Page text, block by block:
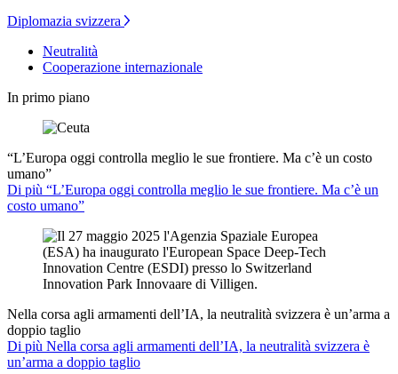
Diplomazia svizzera
Neutralità
Cooperazione internazionale
In primo piano
“L’Europa oggi controlla meglio le sue frontiere. Ma c’è un costo
umano”
Di più “L’Europa oggi controlla meglio le sue frontiere. Ma c’è un
costo umano”
Nella corsa agli armamenti dell’IA, la neutralità svizzera è un’arma a
doppio taglio
Di più Nella corsa agli armamenti dell’IA, la neutralità svizzera è
un’arma a doppio taglio